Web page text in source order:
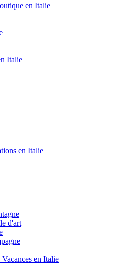
en Italie
Italie
en Italie
d'art
en Italie